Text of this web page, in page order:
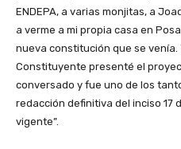
ENDEPA, a varias monjitas, a
a verme a mi propia casa en
nueva constitución que se venía.
Constituyente presenté el
conversado y fue uno de los
redacción definitiva del inciso 17
vigente”.